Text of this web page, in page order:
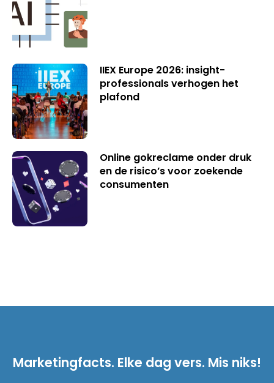
IIEX Europe 2026: insight-
professionals verhogen het
plafond
Online gokreclame onder druk
en de risico’s voor zoekende
consumenten
Marketingfacts. Elke dag vers. Mis niks!